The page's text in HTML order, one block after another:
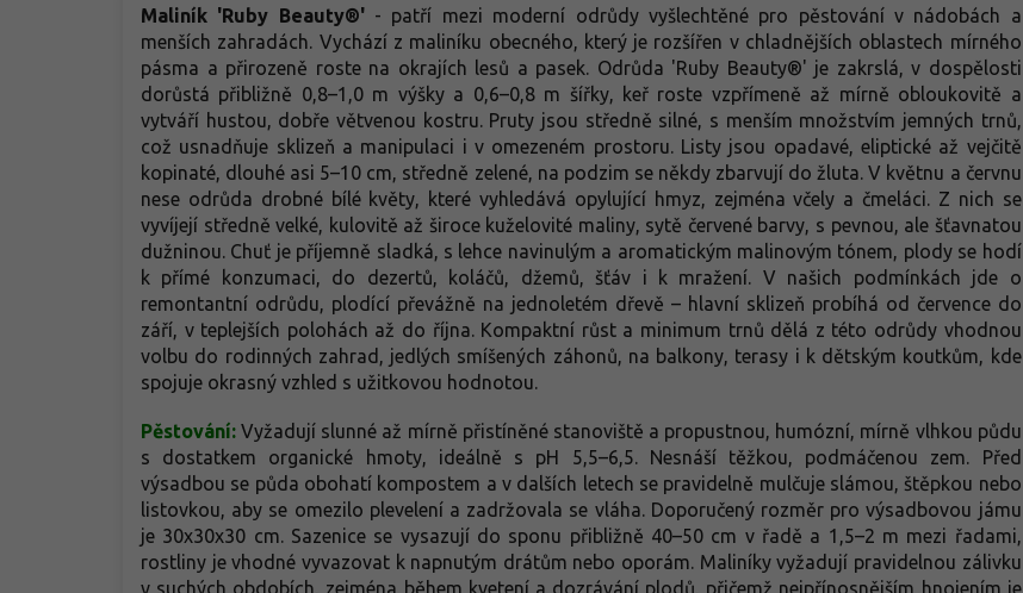
Maliník 'Ruby Beauty®' - patří mezi moderní odrůdy vyšlechtěné pro pěstování v nádobách a
menších zahradách. Vychází z maliníku obecného, který je rozšířen v chladnějších oblastech mírného
pásma a přirozeně roste na okrajích lesů a pasek. Odrůda 'Ruby Beauty®' je zakrslá, v dospělosti
dorůstá přibližně 0,8–1,0 m výšky a 0,6–0,8 m šířky, keř roste vzpřímeně až mírně obloukovitě a
vytváří hustou, dobře větvenou kostru. Pruty jsou středně silné, s menším množstvím jemných trnů,
což usnadňuje sklizeň a manipulaci i v omezeném prostoru. Listy jsou opadavé, eliptické až vejčitě
kopinaté, dlouhé asi 5–10 cm, středně zelené, na podzim se někdy zbarvují do žluta. V květnu a červnu
nese odrůda drobné bílé květy, které vyhledává opylující hmyz, zejména včely a čmeláci. Z nich se
vyvíjejí středně velké, kulovitě až široce kuželovité maliny, sytě červené barvy, s pevnou, ale šťavnatou
dužninou. Chuť je příjemně sladká, s lehce navinulým a aromatickým malinovým tónem, plody se hodí
k přímé konzumaci, do dezertů, koláčů, džemů, šťáv i k mražení. V našich podmínkách jde o
remontantní odrůdu, plodící převážně na jednoletém dřevě – hlavní sklizeň probíhá od července do
září, v teplejších polohách až do října. Kompaktní růst a minimum trnů dělá z této odrůdy vhodnou
volbu do rodinných zahrad, jedlých smíšených záhonů, na balkony, terasy i k dětským koutkům, kde
spojuje okrasný vzhled s užitkovou hodnotou.
Pěstování:Vyžadují slunné až mírně přistíněné stanoviště a propustnou, humózní, mírně vlhkou půdu
s dostatkem organické hmoty, ideálně s pH 5,5–6,5. Nesnáší těžkou, podmáčenou zem. Před
výsadbou se půda obohatí kompostem a v dalších letech se pravidelně mulčuje slámou, štěpkou nebo
listovkou, aby se omezilo plevelení a zadržovala se vláha. Doporučený rozměr pro výsadbovou jámu
je 30x30x30 cm. Sazenice se vysazují do sponu přibližně 40–50 cm v řadě a 1,5–2 m mezi řadami,
rostliny je vhodné vyvazovat k napnutým drátům nebo oporám. Maliníky vyžadují pravidelnou zálivku
v suchých obdobích, zejména během kvetení a dozrávání plodů, přičemž nejpřínosnějším hnojením je